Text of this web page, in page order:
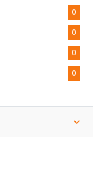
0
0
0
0